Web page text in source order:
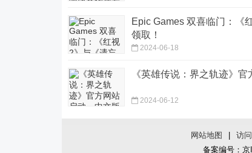
Epic Games 双喜临门：《
领取！
2024-06-18
《英雄传说：界之轨迹》
2024-06-12
网站地图 访
备案编号：